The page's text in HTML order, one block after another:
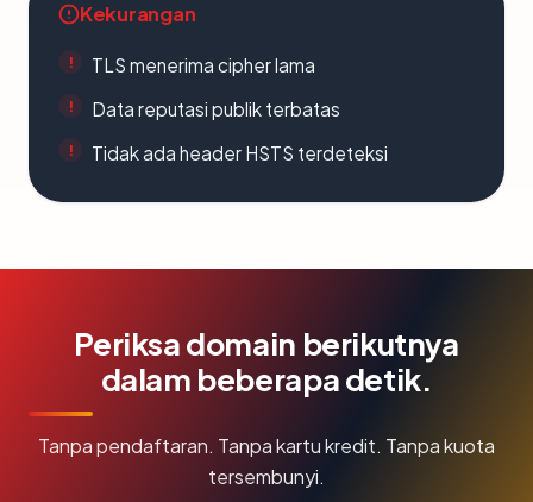
Kekurangan
TLS menerima cipher lama
Data reputasi publik terbatas
Tidak ada header HSTS terdeteksi
Periksa domain berikutnya
dalam beberapa detik.
Tanpa pendaftaran. Tanpa kartu kredit. Tanpa kuota
tersembunyi.